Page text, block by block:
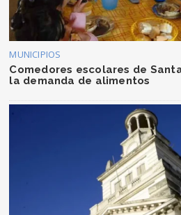
MUNICIPIOS
Comedores escolares de
la demanda de alimentos